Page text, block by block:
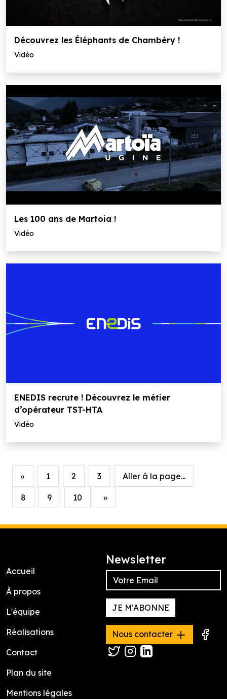
Découvrez les Éléphants de Chambéry !
Vidéo
Les 100 ans de Martoia !
Vidéo
ENEDIS recrute ! Découvrez le métier
d’opérateur TST-HTA
Vidéo
« 1 2 3 Aller à la page...
8 9 10 »
Accueil
À propos
L'équipe
Réalisations
Contact
Plan du site
Mentions légales
Newsletter
JE M'ABONNE
Nous contacter